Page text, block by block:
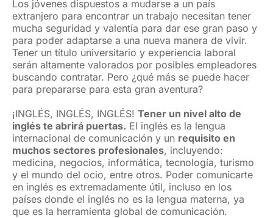
Los jóvenes dispuestos a mudarse a un país
extranjero para encontrar un trabajo necesitan tener
mucha seguridad y valentía para dar ese gran paso y
para poder adaptarse a una nueva manera de vivir.
Tener un título universitario y experiencia laboral
serán altamente valorados por posibles empleadores
buscando contratar. Pero ¿qué más se puede hacer
para prepararse para esta gran aventura?
¡INGLÉS, INGLÉS, INGLÉS! Tener un nivel alto de
inglés te abrirá puertas. El inglés es la lengua
internacional de comunicación y un requisito en
muchos sectores profesionales, incluyendo:
medicina, negocios, informática, tecnología, turismo
y el mundo del ocio, entre otros. Poder comunicarte
en inglés es extremadamente útil, incluso en los
países donde el inglés no es la lengua materna, ya
que es la herramienta global de comunicación.